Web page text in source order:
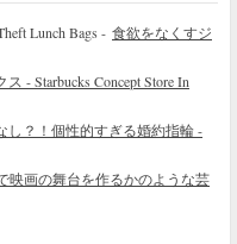
食欲をなくすジ
- Starbucks Concept Store In
し？！個性的すぎる婚約指輪 -
映画の舞台を作るかのような芸